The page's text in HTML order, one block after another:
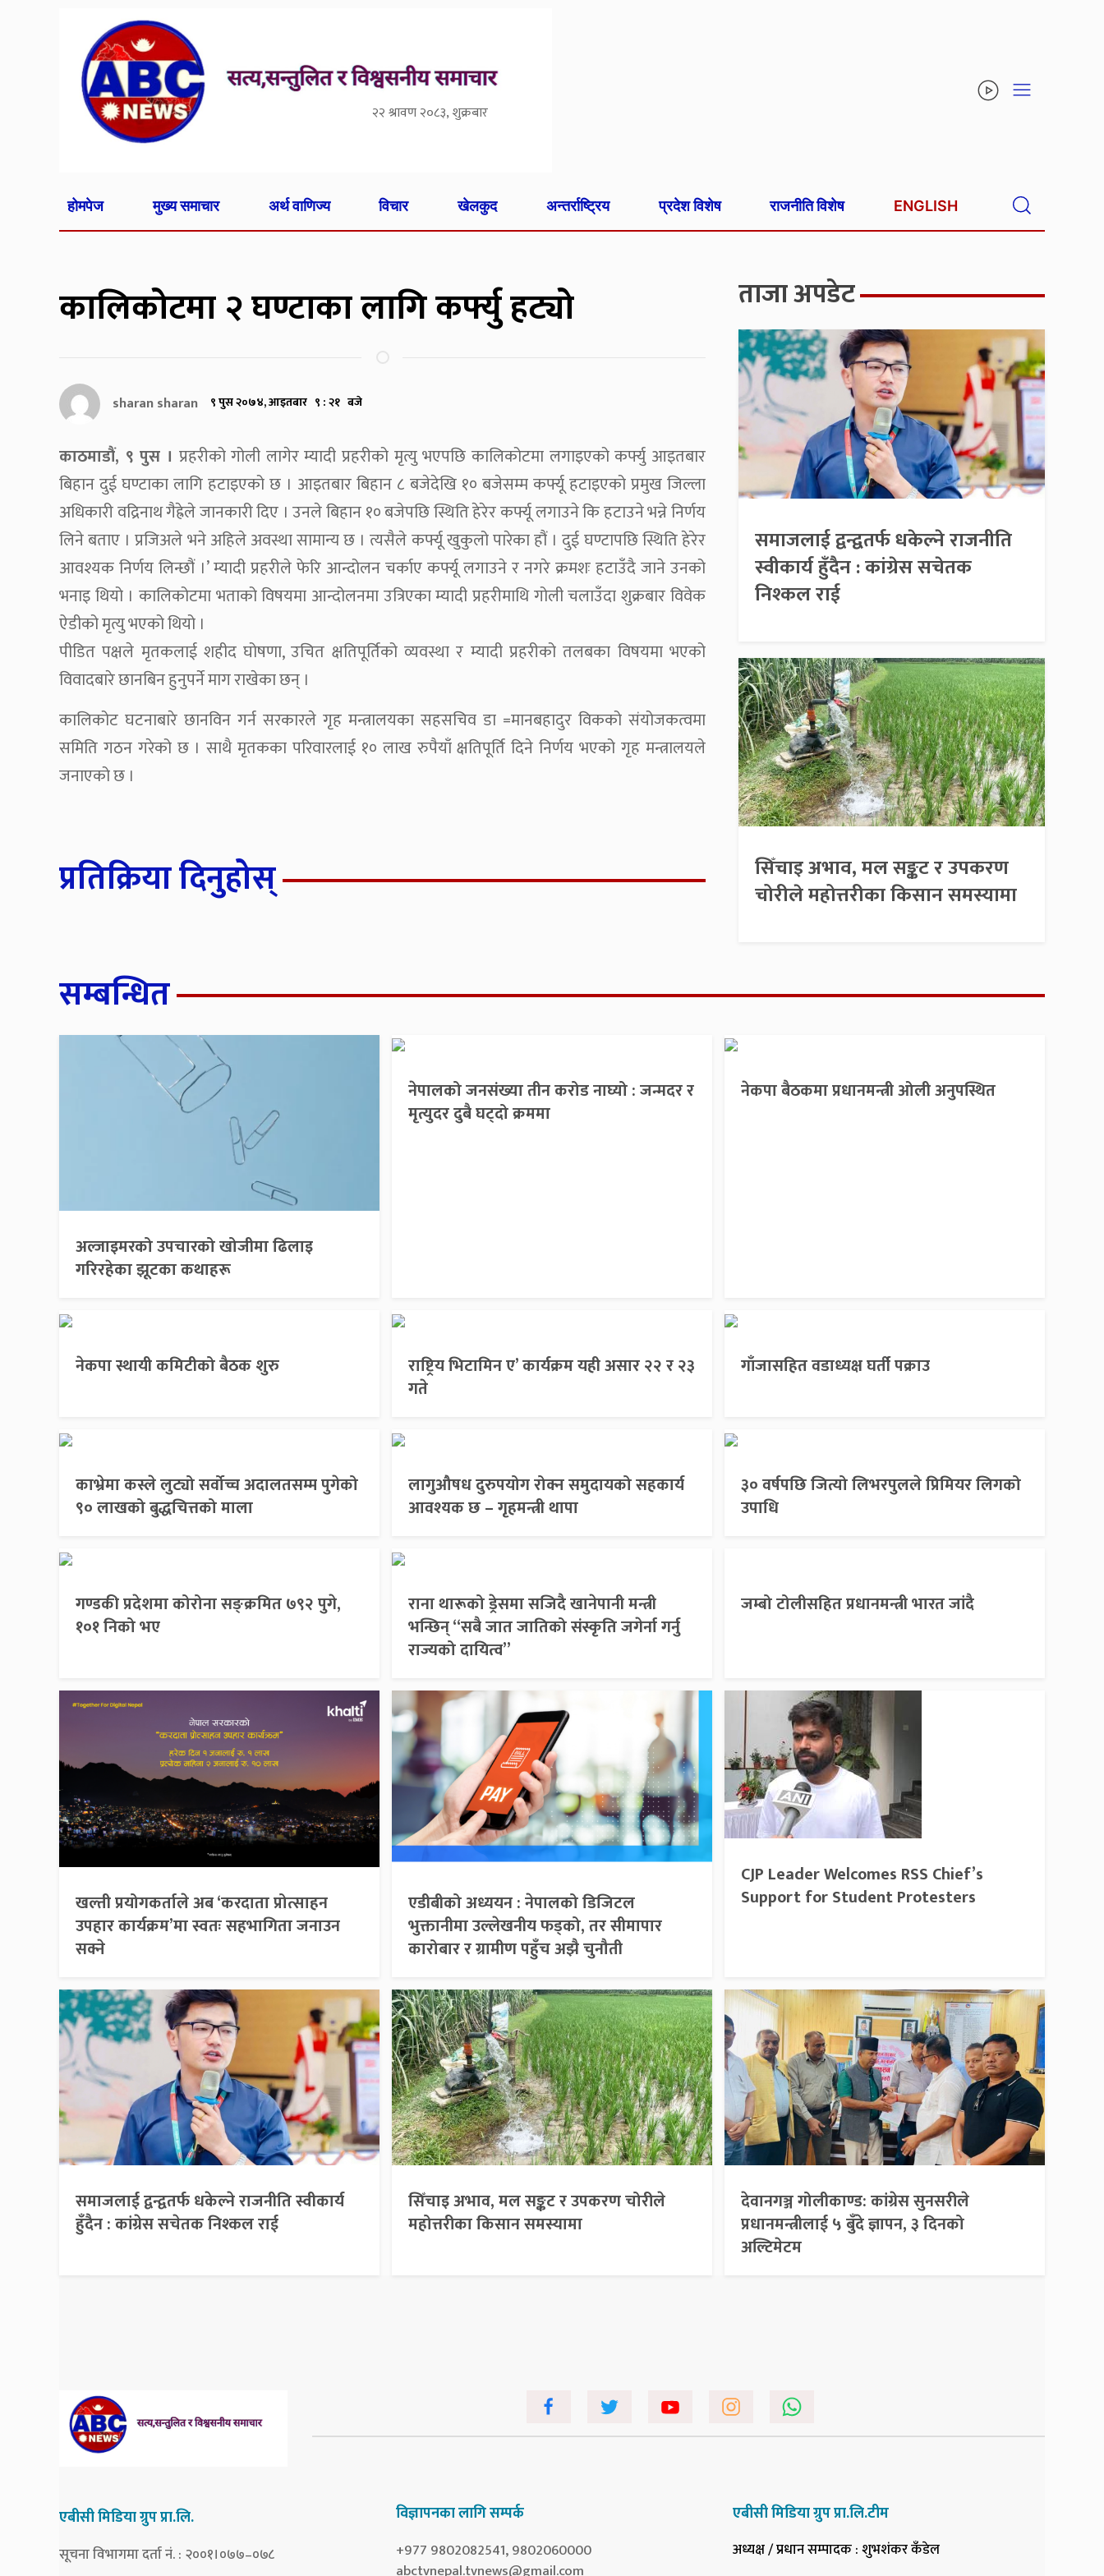
२२ श्रावण २०८३, शुक्रबार
होमपेज मुख्य समाचार अर्थ वाणिज्य विचार खेलकुद अन्तर्राष्ट्रिय प्रदेश विशेष राजनीति विशेष ENGLISH
कालिकोटमा २ घण्टाका लागि कर्फ्यु हट्यो
sharan sharan ९ पुस २०७४, आइतबार ९ : २१ बजे
काठमाडौं, ९ पुस । प्रहरीको गोली लागेर म्यादी प्रहरीको मृत्यु भएपछि कालिकोटमा लगाइएको कर्फ्यु आइतबार
बिहान दुई घण्टाका लागि हटाइएको छ । आइतबार बिहान ८ बजेदेखि १० बजेसम्म कर्फ्यू हटाइएको प्रमुख जिल्ला
अधिकारी वद्रिनाथ गैह्रेले जानकारी दिए । उनले बिहान १० बजेपछि स्थिति हेरेर कर्फ्यू लगाउने कि हटाउने भन्ने निर्णय
लिने बताए । प्रजिअले भने अहिले अवस्था सामान्य छ । त्यसैले कर्फ्यू खुकुलो पारेका हौं । दुई घण्टापछि स्थिति हेरेर
आवश्यक निर्णय लिन्छौं ।’ म्यादी प्रहरीले फेरि आन्दोलन चर्काए कर्फ्यू लगाउने र नगरे क्रमशः हटाउँदै जाने उनको
भनाइ थियो । कालिकोटमा भताको विषयमा आन्दोलनमा उत्रिएका म्यादी प्रहरीमाथि गोली चलाउँदा शुक्रबार विवेक
ऐडीको मृत्यु भएको थियो ।
पीडित पक्षले मृतकलाई शहीद घोषणा, उचित क्षतिपूर्तिको व्यवस्था र म्यादी प्रहरीको तलबका विषयमा भएको
विवादबारे छानबिन हुनुपर्ने माग राखेका छन् ।
कालिकोट घटनाबारे छानविन गर्न सरकारले गृह मन्त्रालयका सहसचिव डा =मानबहादुर विकको संयोजकत्वमा
समिति गठन गरेको छ । साथै मृतकका परिवारलाई १० लाख रुपैयाँ क्षतिपूर्ति दिने निर्णय भएको गृह मन्त्रालयले
जनाएको छ ।
प्रतिक्रिया दिनुहोस्
ताजा अपडेट
समाजलाई द्वन्द्वतर्फ धकेल्ने राजनीति
स्वीकार्य हुँदैन : कांग्रेस सचेतक
निश्कल राई
सिँचाइ अभाव, मल सङ्कट र उपकरण
चोरीले महोत्तरीका किसान समस्यामा
सम्बन्धित
अल्जाइमरको उपचारको खोजीमा ढिलाइ
गरिरहेका झूटका कथाहरू
नेपालको जनसंख्या तीन करोड नाघ्यो : जन्मदर र
मृत्युदर दुबै घट्दो क्रममा
नेकपा बैठकमा प्रधानमन्त्री ओली अनुपस्थित
नेकपा स्थायी कमिटीको बैठक शुरु
राष्ट्रिय भिटामिन ए’ कार्यक्रम यही असार २२ र २३
गते
गाँजासहित वडाध्यक्ष घर्ती पक्राउ
काभ्रेमा कस्ले लुट्यो सर्वोच्च अदालतसम्म पुगेको
९० लाखको बुद्धचित्तको माला
लागुऔषध दुरुपयोग रोक्न समुदायको सहकार्य
आवश्यक छ – गृहमन्त्री थापा
३० वर्षपछि जित्यो लिभरपुलले प्रिमियर लिगको
उपाधि
गण्डकी प्रदेशमा कोरोना सङ्क्रमित ७९२ पुगे,
१०१ निको भए
राना थारूको ड्रेसमा सजिदै खानेपानी मन्त्री
भन्छिन् “सबै जात जातिको संस्कृति जगेर्ना गर्नु
राज्यको दायित्व”
जम्बो टोलीसहित प्रधानमन्त्री भारत जांदै
खल्ती प्रयोगकर्ताले अब ‘करदाता प्रोत्साहन
उपहार कार्यक्रम’मा स्वतः सहभागिता जनाउन
सक्ने
एडीबीको अध्ययन : नेपालको डिजिटल
भुक्तानीमा उल्लेखनीय फड्को, तर सीमापार
कारोबार र ग्रामीण पहुँच अझै चुनौती
CJP Leader Welcomes RSS Chief’s
Support for Student Protesters
समाजलाई द्वन्द्वतर्फ धकेल्ने राजनीति स्वीकार्य
हुँदैन : कांग्रेस सचेतक निश्कल राई
सिँचाइ अभाव, मल सङ्कट र उपकरण चोरीले
महोत्तरीका किसान समस्यामा
देवानगञ्ज गोलीकाण्ड: कांग्रेस सुनसरीले
प्रधानमन्त्रीलाई ५ बुँदे ज्ञापन, ३ दिनको
अल्टिमेटम
एबीसी मिडिया ग्रुप प्रा.लि.
सूचना विभागमा दर्ता नं. : २००१।०७७–०७८
विज्ञापनका लागि सम्पर्क
+977 9802082541, 9802060000
abctvnepal.tvnews@gmail.com
एबीसी मिडिया ग्रुप प्रा.लि.टीम
अध्यक्ष / प्रधान सम्पादक: शुभशंकर कँडेल